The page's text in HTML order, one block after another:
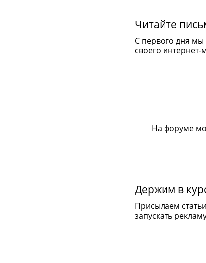
Читайте
С первого дня мы
своего интернет-
На форуме
Держим в
Присылаем
запускать